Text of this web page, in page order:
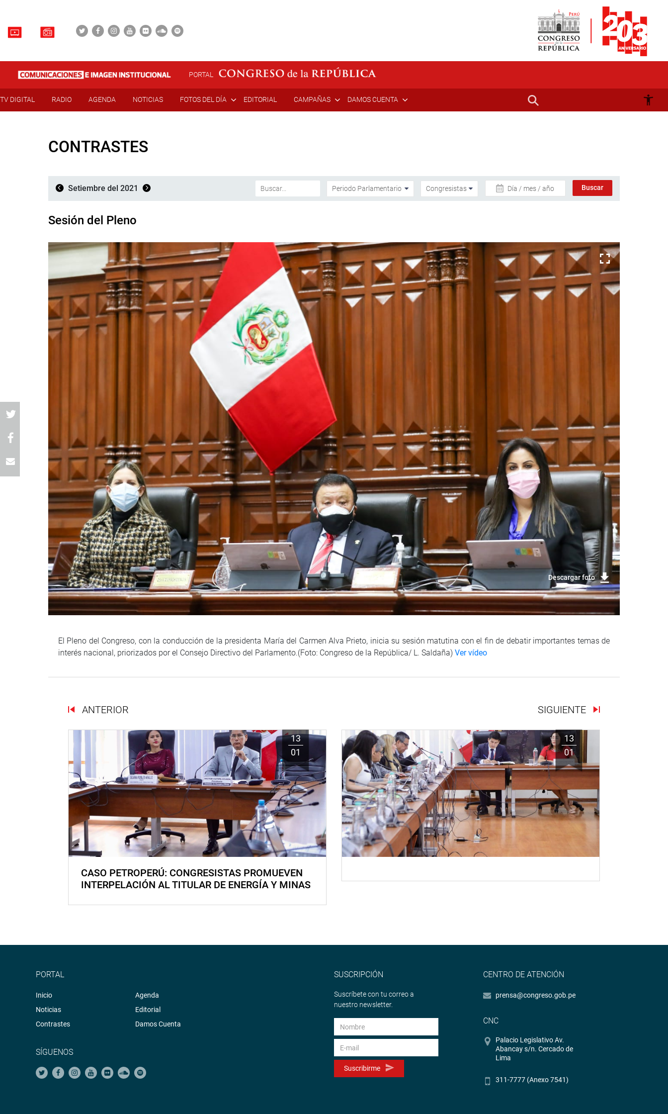
PORTAL
TV DIGITAL RADIO AGENDA NOTICIAS FOTOS DEL DÍA EDITORIAL CAMPAÑAS DAMOS CUENTA
CONTRASTES
Setiembre del 2021 Día / mes / año
Sesión del Pleno
Descargar foto
El Pleno del Congreso, con la conducción de la presidenta María del Carmen Alva Prieto, inicia su sesión matutina con el fin de debatir importantes temas de
interés nacional, priorizados por el Consejo Directivo del Parlamento.(Foto: Congreso de la República/ L. Saldaña) Ver vídeo
ANTERIOR SIGUIENTE
13
01
CASO PETROPERÚ: CONGRESISTAS PROMUEVEN
INTERPELACIÓN AL TITULAR DE ENERGÍA Y MINAS
13
01
PORTAL
Inicio
Noticias
Contrastes
Agenda
Editorial
Damos Cuenta
SÍGUENOS
SUSCRIPCIÓN
Suscríbete con tu correo a
nuestro newsletter.
Suscribirme
CENTRO DE ATENCIÓN
prensa@congreso.gob.pe
CNC
Palacio Legislativo Av.
Abancay s/n. Cercado de
Lima
311-7777 (Anexo 7541)